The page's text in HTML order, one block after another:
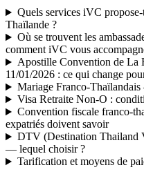
Quels services iVC
Thaïlande ?
Où se trouvent les
comment iVC vous
Apostille Convention de
11/01/2026 : ce qui change
Mariage Franco-
Visa Retraite Non-O :
Convention fiscale franco-
expatriés doivent savoir
DTV (Destination Thailand
— lequel choisir ?
Tarification et moyens de